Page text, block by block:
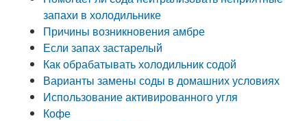
запахи в холодильнике
Причины возникновения амбре
Если запах застарелый
Как обрабатывать холодильник содой
Варианты замены соды в домашних условиях
Использование активированного угля
Кофе